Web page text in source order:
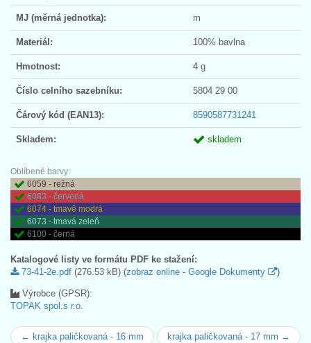
MJ (měrná jednotka): m
Materiál: 100% bavlna
Hmotnost: 4 g
Číslo celního sazebníku: 5804 29 00
Čárový kód (EAN13): 8590587731241
Skladem: skladem
Oblíbené barvy:
6059 - režná
6083 - červená
6074 - tmavě modrá
6073 - tmavá zeleň
6100 - černá
Katalogové listy ve formátu PDF ke stažení:
73-41-2e.pdf (276.53 kB) (zobraz online - Google Dokumenty )
Výrobce (GPSR):
TOPAK spol.s r.o.
← krajka paličkovaná - 16 mm krajka paličkovaná - 17 mm →